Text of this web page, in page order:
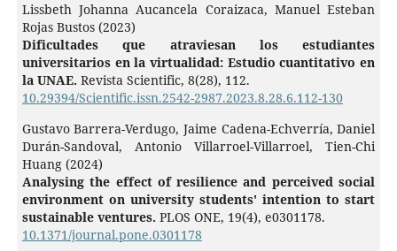
Lissbeth Johanna Aucancela Coraizaca, Manuel Esteban
Rojas Bustos (2023)
Dificultades que atraviesan los estudiantes
universitarios en la virtualidad: Estudio cuantitativo en
la UNAE. Revista Scientific, 8(28), 112.
10.29394/Scientific.issn.2542-2987.2023.8.28.6.112-130
Gustavo Barrera-Verdugo, Jaime Cadena-Echverría, Daniel
Durán-Sandoval, Antonio Villarroel-Villarroel, Tien-Chi
Huang (2024)
Analysing the effect of resilience and perceived social
environment on university students' intention to start
sustainable ventures. PLOS ONE, 19(4), e0301178.
10.1371/journal.pone.0301178